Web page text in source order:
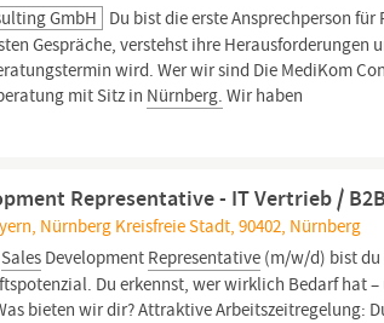
GmbH Du bist die erste Ansprechperson
Gespräche, verstehst ihre Herausforderungen
wird. Wer wir sind Die MediKom
mit Sitz in Nürnberg. Wir haben
Representative - IT Vertrieb /
Nürnberg Kreisfreie Stadt, 90402, Nürnberg
Sales Development Representative (m/w/d) bist du
Du erkennst, wer wirklich Bedarf hat
bieten wir dir? Attraktive Arbeitszeitregelung: